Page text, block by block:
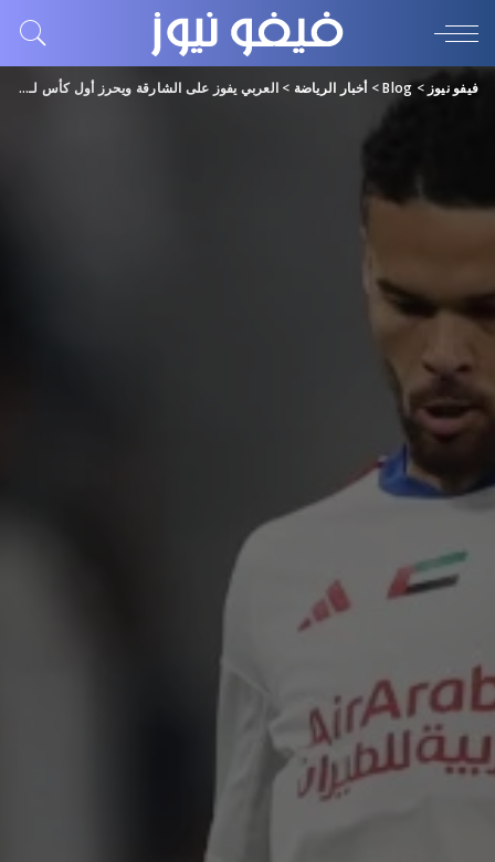
فيفو نيوز >
Blog
> أخبار الرياضة > العربي يفوز على الشارقة ويحرز أول كأس لـ”السوبر القطري الإماراتي”